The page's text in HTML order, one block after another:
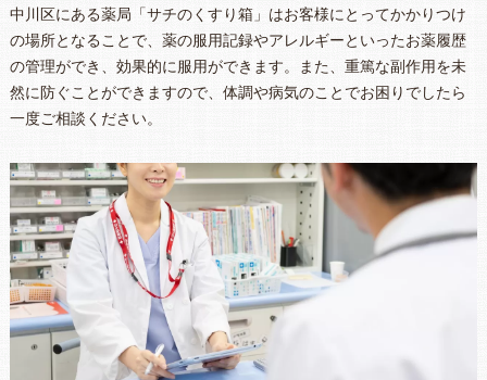
中川区にある薬局「サチのくすり箱」はお客様にとってかかりつけ
の場所となることで、薬の服用記録やアレルギーといったお薬履歴
の管理ができ、効果的に服用ができます。また、重篤な副作用を未
然に防ぐことができますので、体調や病気のことでお困りでしたら
一度ご相談ください。